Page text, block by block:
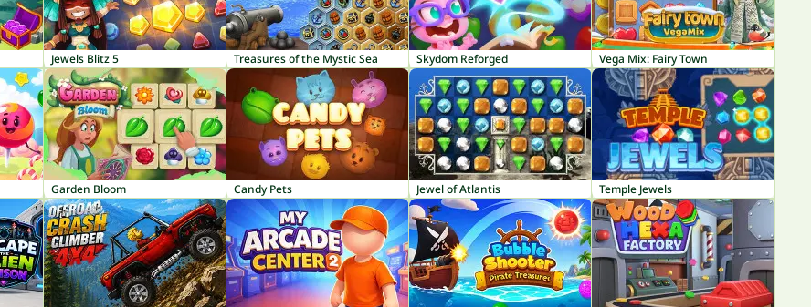
Jewels Blitz 5 Treasures of the Mystic Sea Skydom Reforged Vega Mix: Fairy Town
Garden Bloom Candy Pets Jewel of Atlantis Temple Jewels